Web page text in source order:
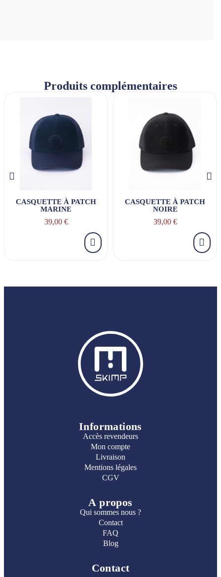
Produits complémentaires
CASQUETTE À PATCH
MARINE
39,00 €
CASQUETTE À PATCH
NOIRE
39,00 €
Informations
Accès revendeurs
Mon compte
Livraison
Mentions légales
CGV
A propos
Qui sommes nous ?
Contact
FAQ
Blog
Contact